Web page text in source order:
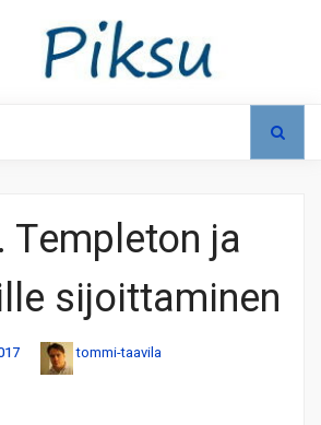
Templeton ja
sijoittaminen
tommi-taavila